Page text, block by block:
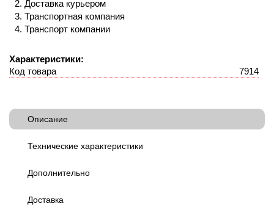
Доставка курьером
Транспортная компания
Транспорт компании
Характеристики:
Код товара
7914
Описание
Технические характеристики
Дополнительно
Доставка